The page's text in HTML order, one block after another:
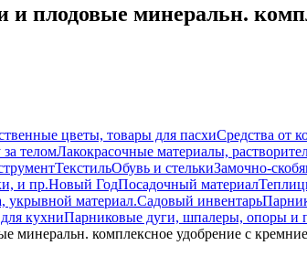
и плодовые минеральн.
цветы, товары для пасхиСредства от
теломЛакокрасочные материалы,
ТекстильОбувь и стелькиЗамочно-
и пр.Новый ГодПосадочный материал
укрывной материал.Садовый инвентарь
кухниПарниковые дуги, шпалеры, опоры и
минеральн. комплексное удобрение с